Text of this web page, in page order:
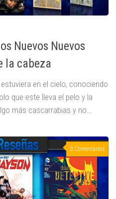
Nuevos Nuevos
la cabeza
en el cielo, conociendo
que este lleva el pelo y la
más cascarrabias y no...
3 Comentarios